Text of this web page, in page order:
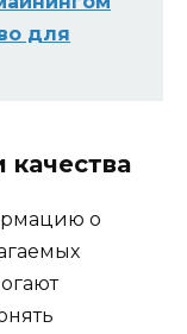
для
качества
о